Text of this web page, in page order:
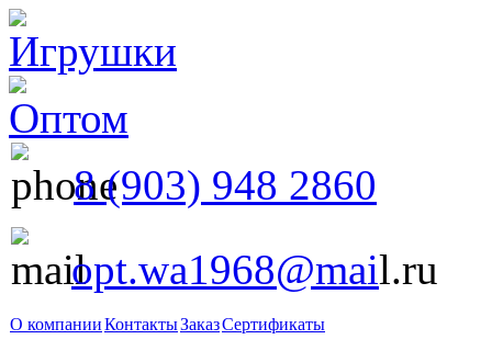
8 (903) 948 2860
opt.wa1968@mail.ru
О компанииКонтактыЗаказСертификаты